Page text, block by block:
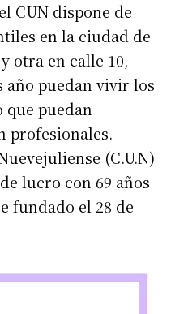
CUN dispone de
en la ciudad de
otra en calle 10,
puedan vivir los
puedan
profesionales.
(C.U.N)
lucro con 69 años
fundado el 28 de